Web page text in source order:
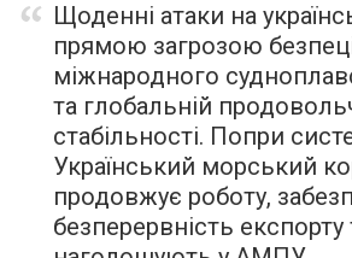
Щоденні атаки на
прямою загрозою
міжнародного
та глобальній
стабільності. Попри
Український морський
продовжує роботу,
безперервність експорту